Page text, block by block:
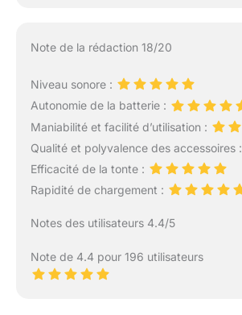
Note de la rédaction 18/20
Niveau sonore :
Autonomie de la batterie :
Maniabilité et facilité d’utilisation :
Qualité et polyvalence des accessoires :
Efficacité de la tonte :
Rapidité de chargement :
Notes des utilisateurs 4.4/5
Note de 4.4 pour 196 utilisateurs